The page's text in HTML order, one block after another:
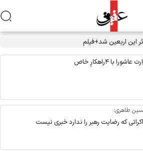
این اربعین شد+فیلم
با ۴راهکارِ خاص
طاهری:
که رضایت رهبر را ندارد خبری نیست